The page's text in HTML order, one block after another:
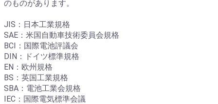
のものがあります。
JIS：日本工業規格
SAE：米国自動車技術委員会規格
BCI：国際電池評議会
DIN：ドイツ標準規格
EN：欧州規格
BS：英国工業規格
SBA：電池工業会規格
IEC：国際電気標準会議